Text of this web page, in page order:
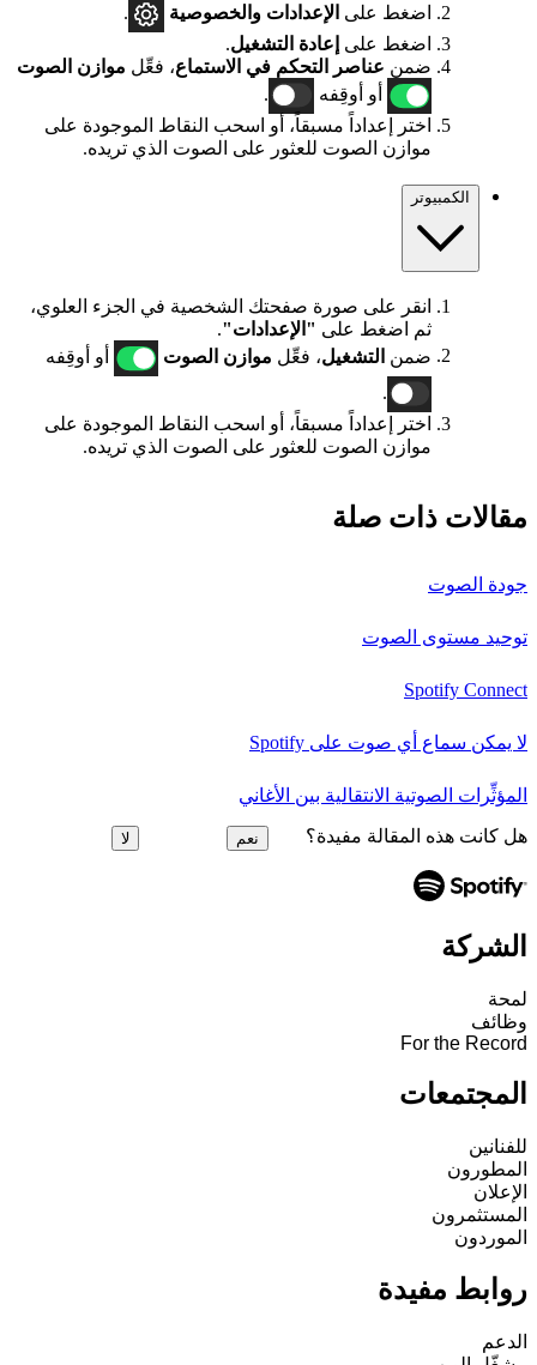
اضغط على الإعدادات والخصوصية
.
اضغط على إعادة التشغيل.
ضمن عناصر التحكم في الاستماع، فعِّل موازن الصوت
أو أوقِفه
.
اختر إعداداً مسبقاً، أو اسحب النقاط الموجودة على
موازن الصوت للعثور على الصوت الذي تريده.
الكمبيوتر
انقر على صورة صفحتك الشخصية في الجزء العلوي،
ثم اضغط على "الإعدادات".
ضمن التشغيل، فعِّل موازن الصوت
أو أوقِفه
اختر إعداداً مسبقاً، أو اسحب النقاط الموجودة على
موازن الصوت للعثور على الصوت الذي تريده.
مقالات ذات صلة
جودة الصوت
توحيد مستوى الصوت
Spotify Connect
لا يمكن سماع أي صوت على Spotify
المؤثِّرات الصوتية الانتقالية بين الأغاني
هل كانت هذه المقالة مفيدة؟ نعم لا
الشركة
لمحة
وظائف
For the Record
المجتمعات
للفنانين
المطورون
الإعلان
المستثمرون
الموردون
روابط مفيدة
الدعم